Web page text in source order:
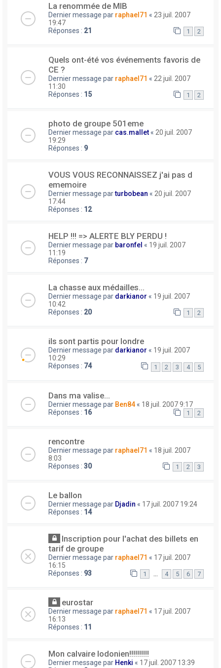
La renommée de MIB
Dernier message par raphael71 « 23 juil. 2007
19:47
Réponses : 21 1 2
Quels ont-été vos événements favoris de
CE ?
Dernier message par raphael71 « 22 juil. 2007
11:30
Réponses : 15 1 2
photo de groupe 501eme
Dernier message par cas.mallet « 20 juil. 2007
19:29
Réponses : 9
VOUS VOUS RECONNAISSEZ j'ai pas d
ememoire
Dernier message parturbobean « 20 juil. 2007
17:44
Réponses : 12
HELP !!! => ALERTE BLY PERDU !
Dernier message par baronfel « 19 juil. 2007
11:19
Réponses : 7
La chasse aux médailles...
Dernier message par darkianor « 19 juil. 2007
10:42
Réponses : 20 1 2
ils sont partis pour londre
Dernier message par darkianor « 19 juil. 2007
10:29
Réponses : 74 1 2 3 4 5
Dans ma valise...
Dernier message par Ben84 « 18 juil. 2007 9:17
Réponses : 16 1 2
rencontre
Dernier message par raphael71 « 18 juil. 2007
8:03
Réponses : 30 1 2 3
Le ballon
Dernier message par Djadin « 17 juil. 2007 19:24
Réponses : 14
Inscription pour l'achat des billets en
tarif de groupe
Dernier message par raphael71 « 17 juil. 2007
16:15
Réponses : 93 1 … 4 5 6 7
eurostar
Dernier message par raphael71 « 17 juil. 2007
16:13
Réponses : 11
Mon calvaire lodonien!!!!!!!!!!
Dernier message par Henki « 17 juil. 2007 13:39